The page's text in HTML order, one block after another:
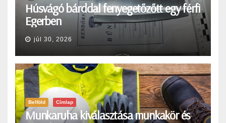
Húsvágó bárddal fenyegetőzőtt egy férfi
Egerben
júl 30, 2026
Belföld Címlap
Munkaruha kiválasztása munkakör és